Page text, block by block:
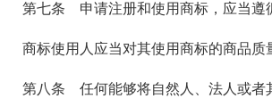
第七条 申请注册和使用商标，应当遵
商标使用人应当对其使用商标的商品质
第八条 任何能够将自然人、法人或者其